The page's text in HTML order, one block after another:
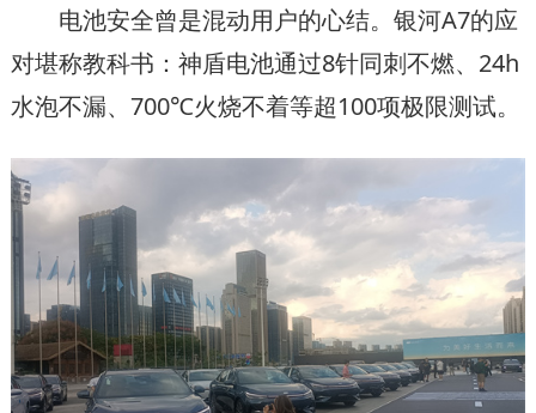
电池安全曾是混动用户的心结。银河A7的应
对堪称教科书：神盾电池通过8针同刺不燃、24h
水泡不漏、700℃火烧不着等超100项极限测试。